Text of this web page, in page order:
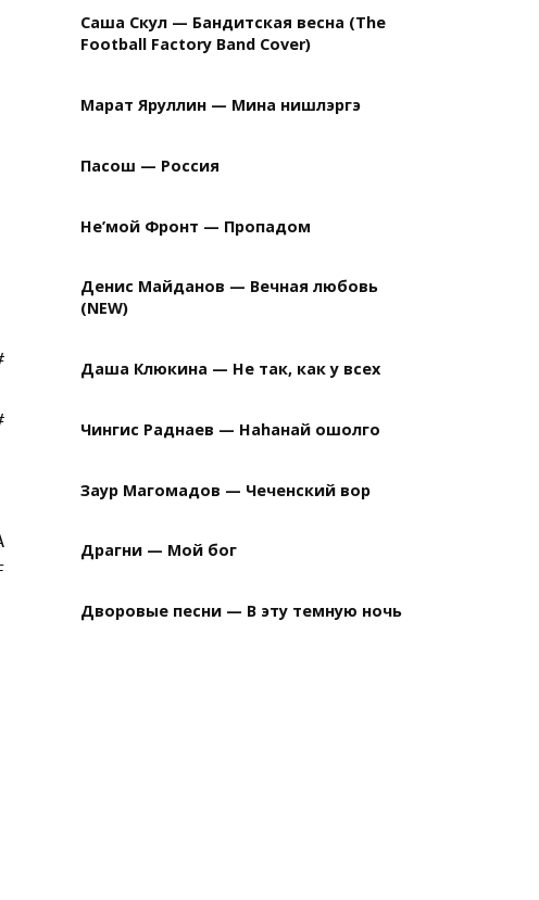
|F#m|
|B|
|A|E|G#|
|F#m|
|B|
|A|E|
|E|A|
|E|A|
Саша Скул — Бандитская весна (The
Football Factory Band Cover)
Марат Яруллин — Мина нишлэргэ
Пасош — Россия
Не’мой Фронт — Пропадом
Денис Майданов — Вечная любовь
(NEW)
Даша Клюкина — Не так, как у всех
Чингис Раднаев — Наhанай ошолго
Заур Магомадов — Чеченский вор
Драгни — Мой бог
Дворовые песни — В эту темную ночь